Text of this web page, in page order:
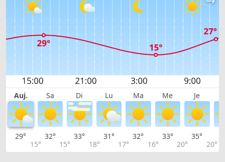
Auj. Sa Di Lu Ma Me Je
29°
15°
32°
15°
33°
18°
31°
17°
32°
16°
33°
20°
35°
20°